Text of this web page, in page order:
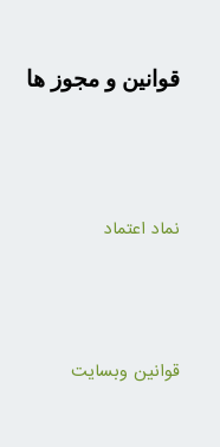
قوانین و مجوز ها
نماد اعتماد
قوانین وبسایت